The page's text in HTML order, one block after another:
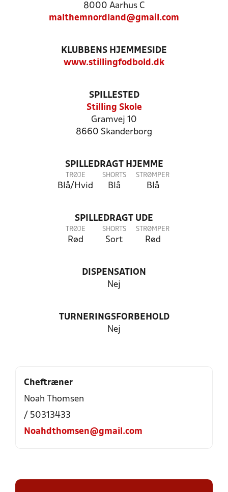
8000 Aarhus C
malthemnordland@gmail.com
KLUBBENS HJEMMESIDE
www.stillingfodbold.dk
SPILLESTED
Stilling Skole
Gramvej 10
8660 Skanderborg
SPILLEDRAGT HJEMME
TRØJE
Blå/Hvid
SHORTS
Blå
STRØMPER
Blå
SPILLEDRAGT UDE
TRØJE
Rød
SHORTS
Sort
STRØMPER
Rød
DISPENSATION
Nej
TURNERINGSFORBEHOLD
Nej
Cheftræner
Noah Thomsen
/ 50313433
Noahdthomsen@gmail.com